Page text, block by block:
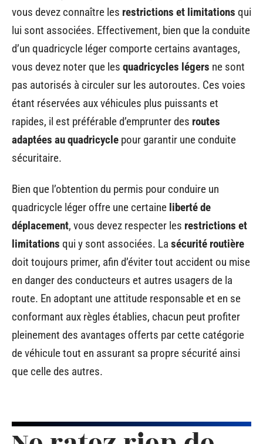
vous devez connaître les restrictions et limitations qui
lui sont associées. Effectivement, bien que la conduite
d’un quadricycle léger comporte certains avantages,
vous devez noter que les quadricycles légers ne sont
pas autorisés à circuler sur les autoroutes. Ces voies
étant réservées aux véhicules plus puissants et
rapides, il est préférable d’emprunter des routes
adaptées au quadricycle pour garantir une conduite
sécuritaire.
Bien que l’obtention du permis pour conduire un
quadricycle léger offre une certaine liberté de
déplacement, vous devez respecter les restrictions et
limitations qui y sont associées. La sécurité routière
doit toujours primer, afin d’éviter tout accident ou mise
en danger des conducteurs et autres usagers de la
route. En adoptant une attitude responsable et en se
conformant aux règles établies, chacun peut profiter
pleinement des avantages offerts par cette catégorie
de véhicule tout en assurant sa propre sécurité ainsi
que celle des autres.